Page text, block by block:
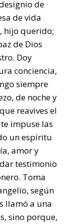
de
de vida
hijo querido;
de Dios
Doy
conciencia,
siempre
de noche y
reavives el
impuse las
un espíritu
amor y
testimonio
Toma
según
llamó a una
sino porque,